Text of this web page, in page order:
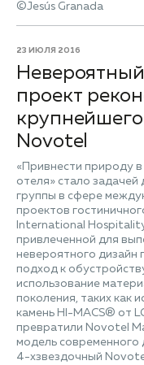
©Jesús Granada
23 ИЮЛЯ 2016
проект
Novotel
«Привнести природу
отеля» стало задачей
группы в сфере
проектов
International
привлеченной для
невероятного дизайн
подход к
использование
поколения, таких как
камень HI-MACS® от
превратили Novotel
модель современного
4-хзвездочный